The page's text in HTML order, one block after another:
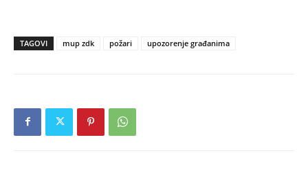
TAGOVI mup zdk požari upozorenje građanima